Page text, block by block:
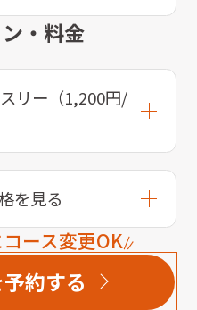
・料金
リー（1,200円/
を見る
ース変更OK
約する